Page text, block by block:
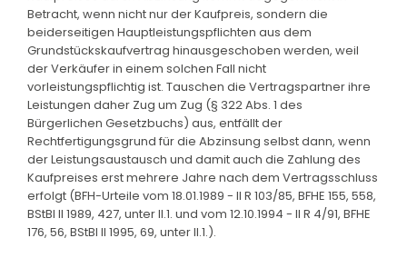
Betracht, wenn nicht nur der Kaufpreis, sondern die
beiderseitigen Hauptleistungspflichten aus dem
Grundstückskaufvertrag hinausgeschoben werden, weil
der Verkäufer in einem solchen Fall nicht
vorleistungspflichtig ist. Tauschen die Vertragspartner ihre
Leistungen daher Zug um Zug (§ 322 Abs. 1 des
Bürgerlichen Gesetzbuchs) aus, entfällt der
Rechtfertigungsgrund für die Abzinsung selbst dann, wenn
der Leistungsaustausch und damit auch die Zahlung des
Kaufpreises erst mehrere Jahre nach dem Vertragsschluss
erfolgt (BFH-Urteile vom 18.01.1989 - II R 103/85, BFHE 155, 558,
BStBl II 1989, 427, unter II.1. und vom 12.10.1994 - II R 4/91, BFHE
176, 56, BStBl II 1995, 69, unter II.1.).